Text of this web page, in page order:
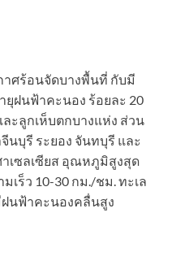
าศร้อนจัดบางพื้นที่ กับมี
ฝนฟ้าคะนอง ร้อยละ 20
ะลูกเห็บตกบางแห่ง ส่วน
นบุรี ระยอง จันทบุรี และ
เซลเซียส อุณหภูมิสูงสุด
เร็ว 10-30 กม./ชม. ทะเล
นฟ้าคะนองคลื่นสูง